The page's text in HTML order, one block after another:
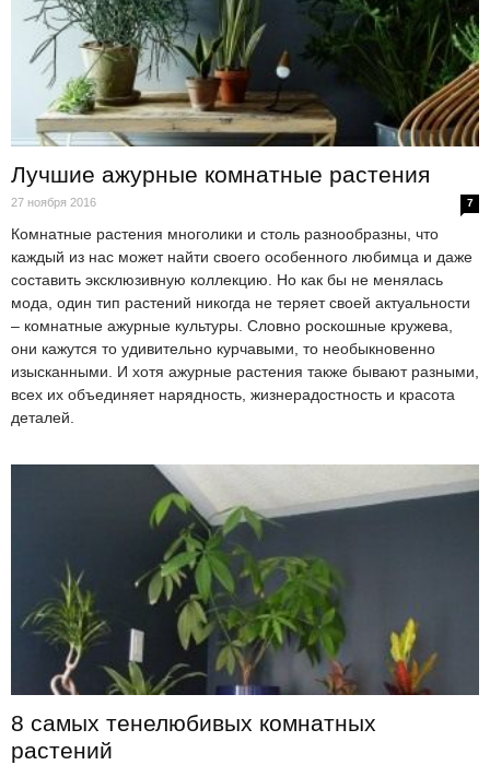
Лучшие ажурные комнатные растения
27 ноября 2016 7
Комнатные растения многолики и столь разнообразны, что
каждый из нас может найти своего особенного любимца и даже
составить эксклюзивную коллекцию. Но как бы не менялась
мода, один тип растений никогда не теряет своей актуальности
– комнатные ажурные культуры. Словно роскошные кружева,
они кажутся то удивительно курчавыми, то необыкновенно
изысканными. И хотя ажурные растения также бывают разными,
всех их объединяет нарядность, жизнерадостность и красота
деталей.
8 самых тенелюбивых комнатных
растений